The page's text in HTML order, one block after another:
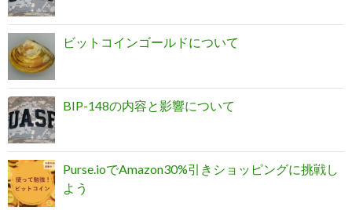
ビットコインゴールドについて
BIP-148の内容と影響について
Purse.ioでAmazon30%引きショッピングに挑戦し
よう